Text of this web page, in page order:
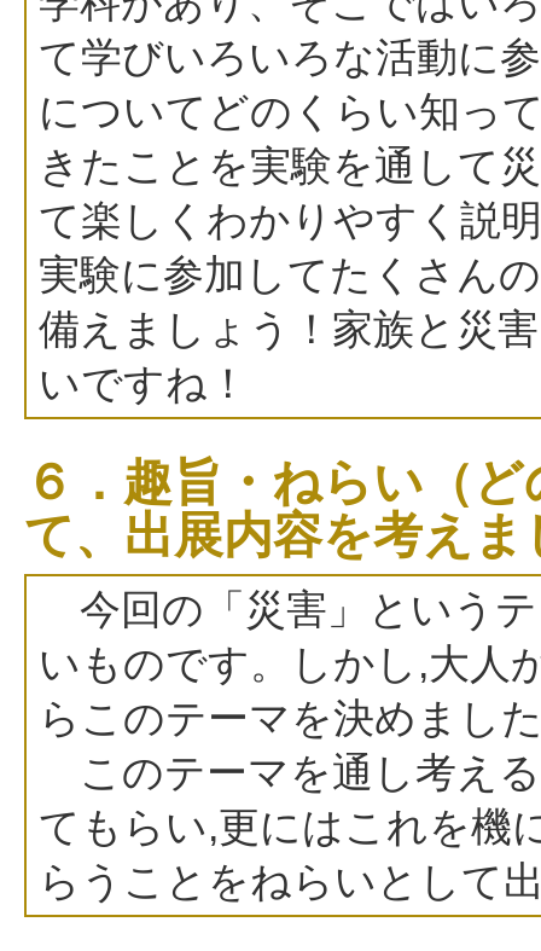
て学びいろいろな活動に
についてどのくらい知っ
きたことを実験を通して
て楽しくわかりやすく説
実験に参加してたくさん
備えましょう！家族と災
いですね！
６．趣旨・ねらい（
て、出展内容を考え
今回の「災害」という
いものです。しかし,大人
らこのテーマを決めまし
このテーマを通し考え
てもらい,更にはこれを機
らうことをねらいとして